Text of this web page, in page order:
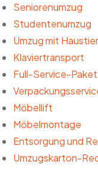
Seniorenumzug
Studentenumzug
Umzug mit
Klaviertransport
Full-Service-Paket
Möbellift
Möbelmontage
Entsorgung und
Umzugskarton-